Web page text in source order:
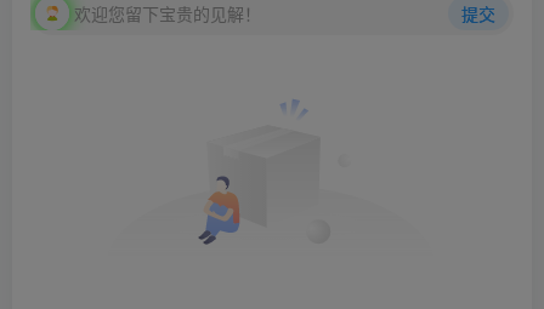
欢迎您留下宝贵的见解！ 提交